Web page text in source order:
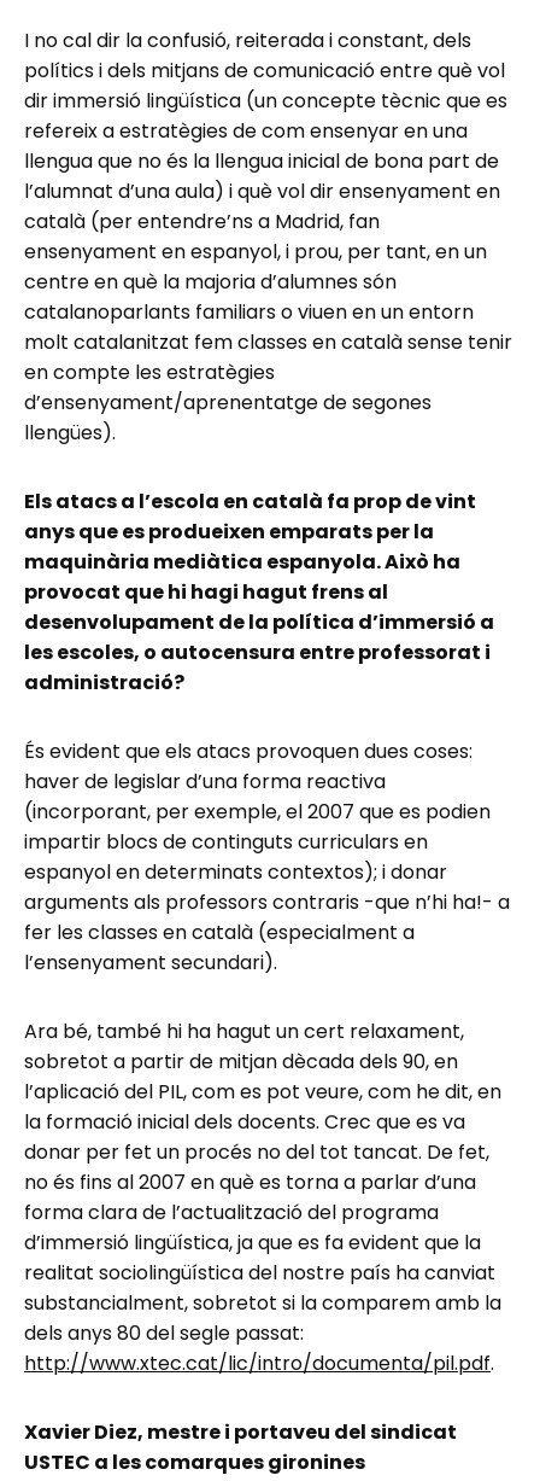
I no cal dir la confusió, reiterada i constant, dels
polítics i dels mitjans de comunicació entre què vol
dir immersió lingüística (un concepte tècnic que es
refereix a estratègies de com ensenyar en una
llengua que no és la llengua inicial de bona part de
l’alumnat d’una aula) i què vol dir ensenyament en
català (per entendre’ns a Madrid, fan
ensenyament en espanyol, i prou, per tant, en un
centre en què la majoria d’alumnes són
catalanoparlants familiars o viuen en un entorn
molt catalanitzat fem classes en català sense tenir
en compte les estratègies
d’ensenyament/aprenentatge de segones
llengües).
Els atacs a l’escola en català fa prop de vint
anys que es produeixen emparats per la
maquinària mediàtica espanyola. Això ha
provocat que hi hagi hagut frens al
desenvolupament de la política d’immersió a
les escoles, o autocensura entre professorat i
administració?
És evident que els atacs provoquen dues coses:
haver de legislar d’una forma reactiva
(incorporant, per exemple, el 2007 que es podien
impartir blocs de continguts curriculars en
espanyol en determinats contextos); i donar
arguments als professors contraris -que n’hi ha!- a
fer les classes en català (especialment a
l’ensenyament secundari).
Ara bé, també hi ha hagut un cert relaxament,
sobretot a partir de mitjan dècada dels 90, en
l’aplicació del PIL, com es pot veure, com he dit, en
la formació inicial dels docents. Crec que es va
donar per fet un procés no del tot tancat. De fet,
no és fins al 2007 en què es torna a parlar d’una
forma clara de l’actualització del programa
d’immersió lingüística, ja que es fa evident que la
realitat sociolingüística del nostre país ha canviat
substancialment, sobretot si la comparem amb la
dels anys 80 del segle passat:
http://www.xtec.cat/lic/intro/documenta/pil.pdf.
Xavier Diez, mestre i portaveu del sindicat
USTEC a les comarques gironines